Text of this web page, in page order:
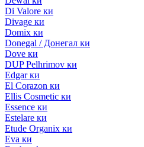
Di Valore ки
Divage ки
Domix ки
Donegal / Донегал ки
Dove ки
DUP Pelhrimov ки
Edgar ки
El Corazon ки
Ellis Cosmetic ки
Essence ки
Estelare ки
Etude Organix ки
Eva ки